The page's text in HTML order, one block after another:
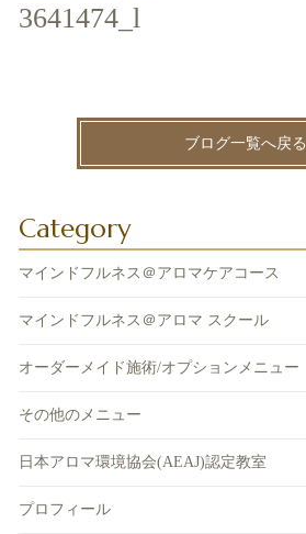
3641474_l
ブログ一覧へ戻る
Category
マインドフルネス＠アロマケアコース
マインドフルネス＠アロマ スクール
オーダーメイド施術/オプションメニュー
その他のメニュー
日本アロマ環境協会(AEAJ)認定教室
プロフィール